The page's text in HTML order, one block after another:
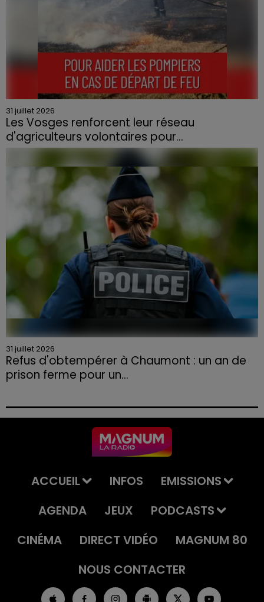
31 juillet 2026
Les Vosges renforcent leur réseau
d'agriculteurs volontaires pour...
Face à la sécheresse et aux risques de départs de feu,
la Chambre d'agriculture des Vosges a lancé un appel
aux agriculteurs volontaires pour venir en aide...
31 juillet 2026
Refus d'obtempérer à Chaumont : un an de
prison ferme pour un...
permis et la confiscation de son véhicule.
ACCUEIL INFOS
EMISSIONS
AGENDA
JEUX
PODCASTS
CINÉMA
DIRECT VIDÉO
MAGNUM 80
NOUS CONTACTER